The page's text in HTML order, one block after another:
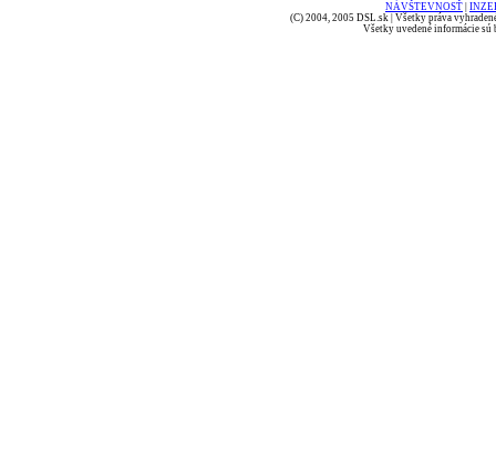
NÁVŠTEVNOSŤ
(C) 2004, 2005 DSL.sk | Všetky práva
Všetky uvedené informácie sú